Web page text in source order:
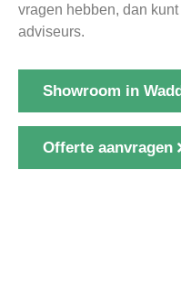
vragen hebben, dan
adviseurs.
Showroom in
Offerte aanvragen